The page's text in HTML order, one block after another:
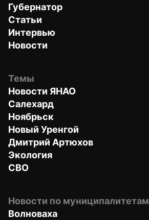
Губернатор
Статьи
Интервью
Новости
Темы
Новости ЯНАО
Салехард
Ноябрьск
Новый Уренгой
Дмитрий Артюхов
Экология
СВО
Новости по муниципалитетам
Волноваха